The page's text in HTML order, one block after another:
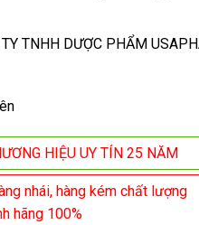
TNHH DƯỢC PHẨM
HIỆU UY TÍN 25 NĂM
nhái, hàng kém chất lượng
hãng 100%